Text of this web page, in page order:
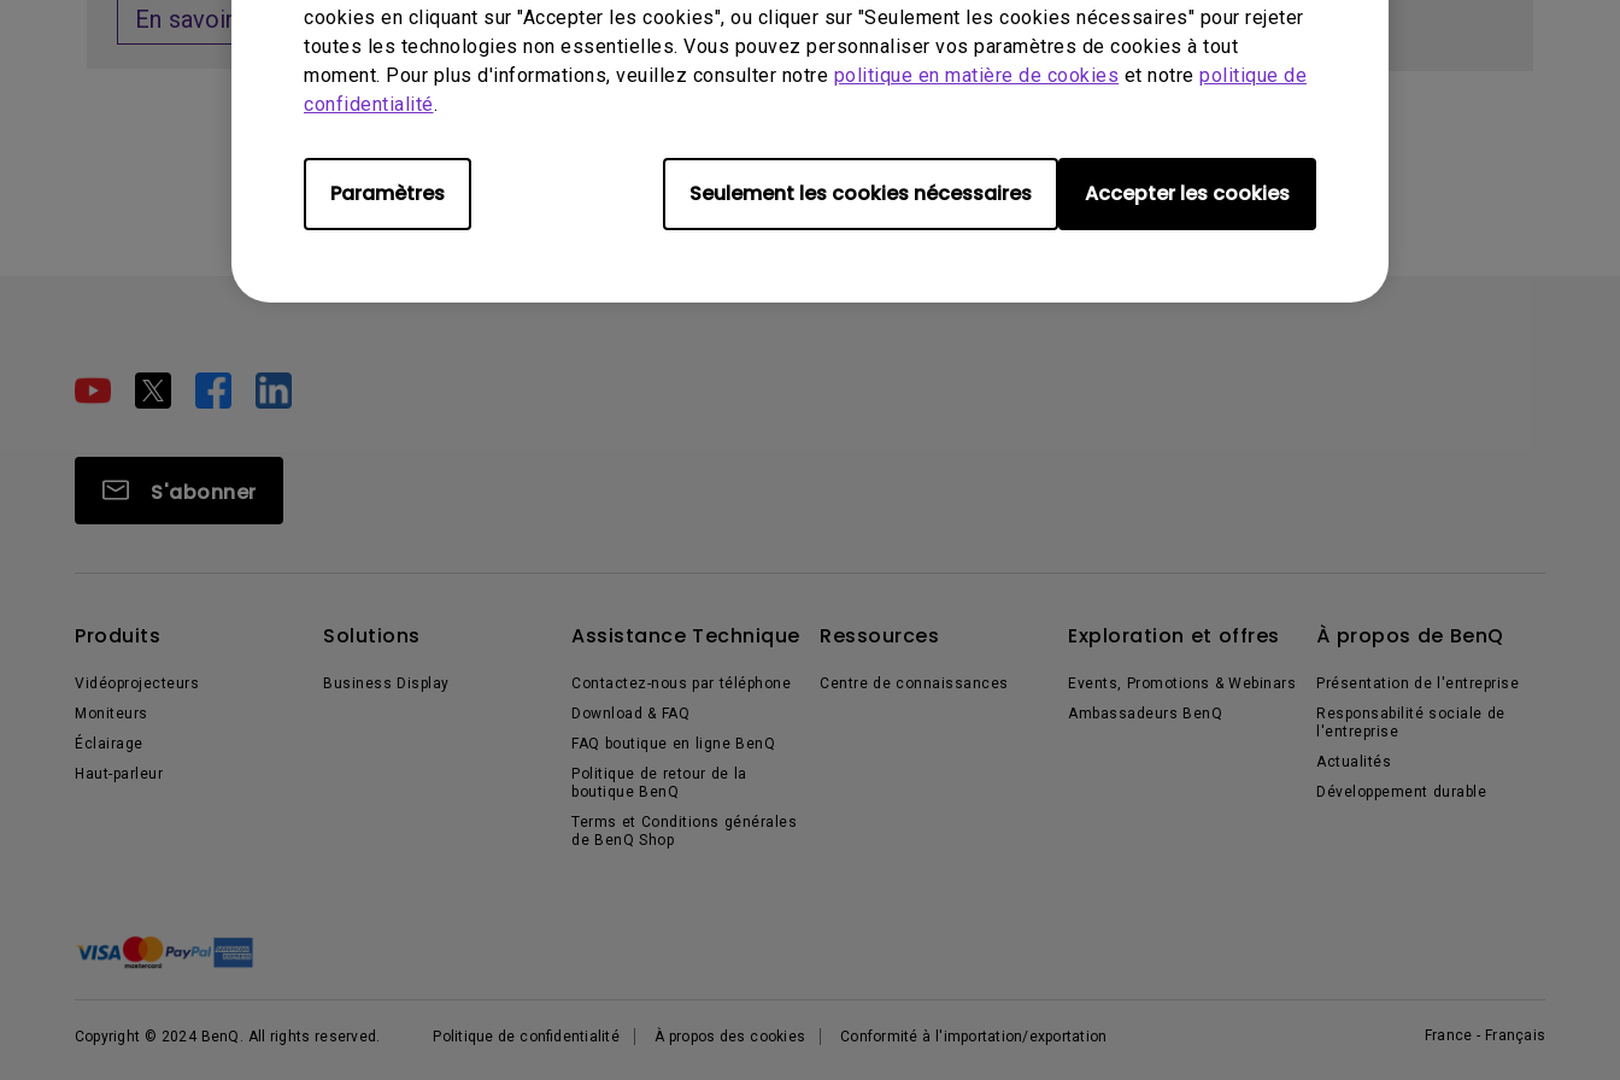
cookies en cliquant sur "Accepter les cookies", ou cliquer sur "Seulement les cookies nécessaires" pour rejeter
toutes les technologies non essentielles. Vous pouvez personnaliser vos paramètres de cookies à tout
moment. Pour plus d'informations, veuillez consulter notre politique en matière de cookies et notre politique de
confidentialité.
Paramètres Seulement les cookies nécessaires Accepter les cookies
En savoir plus En savoir plus
S'abonner
Produits
Vidéoprojecteurs
Moniteurs
Éclairage
Haut-parleur
Solutions
Business Display
Assistance Technique
Contactez-nous par téléphone
Download & FAQ
FAQ boutique en ligne BenQ
Politique de retour de la
boutique BenQ
Terms et Conditions générales
de BenQ Shop
Ressources
Centre de connaissances
Exploration et offres
Events, Promotions & Webinars
Ambassadeurs BenQ
À propos de BenQ
Présentation de l'entreprise
Responsabilité sociale de
l'entreprise
Actualités
Développement durable
Copyright © 2024 BenQ. All rights reserved. Politique de confidentialité À propos des cookies Conformité à l'importation/exportation France - Français